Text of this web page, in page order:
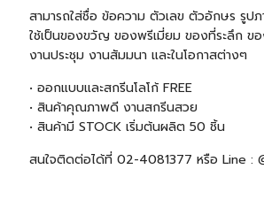
สามารถใส่ชื่อ ข้อความ ตัวเลข ตัวอักษร รูป
ใช้เป็นของขวัญ ของพรีเมี่ยม ของที่ระลึก ข
งานประชุม งานสัมมนา และในโอกาสต่างๆ
• ออกแบบและสกรีนโลโก้ FREE
• สินค้าคุณภาพดี งานสกรีนสวย
• สินค้ามี STOCK เริ่มต้นผลิต 50 ชิ้น
สนใจติดต่อได้ที่ 02-4081377 หรือ Line :